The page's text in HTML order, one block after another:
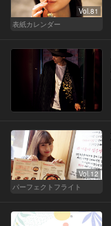
Vol.81
表紙カレンダー
Vol.12
パーフェクトフライト